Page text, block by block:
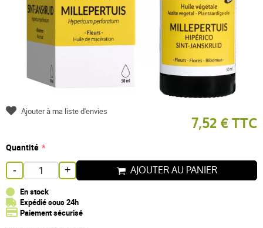
7,52 € TTC
Quantité
- + AJOUTER AU PANIER
En stock
Expédié sous 24h
Paiement sécurisé
Ajouter à ma liste d'envies